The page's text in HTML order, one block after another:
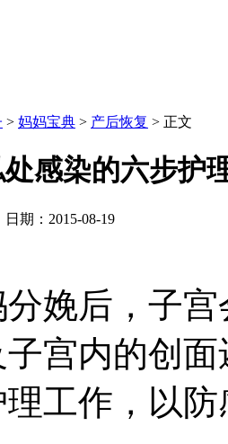
> 妈妈宝典 > 产后恢复 > 正文
感染的六步护
期：2015-08-19
娩后，子
宫内的创
工作，以防